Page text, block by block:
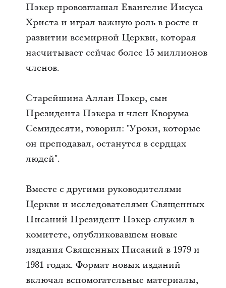
Пэкер провозглашал Евангелие Иисуса
Христа и играл важную роль в росте и
развитии всемирной Церкви, которая
насчитывает сейчас более 15 миллионов
членов.
Старейшина Аллан Пэкер, сын
Президента Пэкера и член Кворума
Семидесяти, говорил: "Уроки, которые
он преподавал, останутся в сердцах
людей".
Вместе с другими руководителями
Церкви и исследователями Священных
Писаний Президент Пэкер служил в
комитете, опубликовавшем новые
издания Священных Писаний в 1979 и
1981 годах. Формат новых изданий
включал вспомогательные материалы,